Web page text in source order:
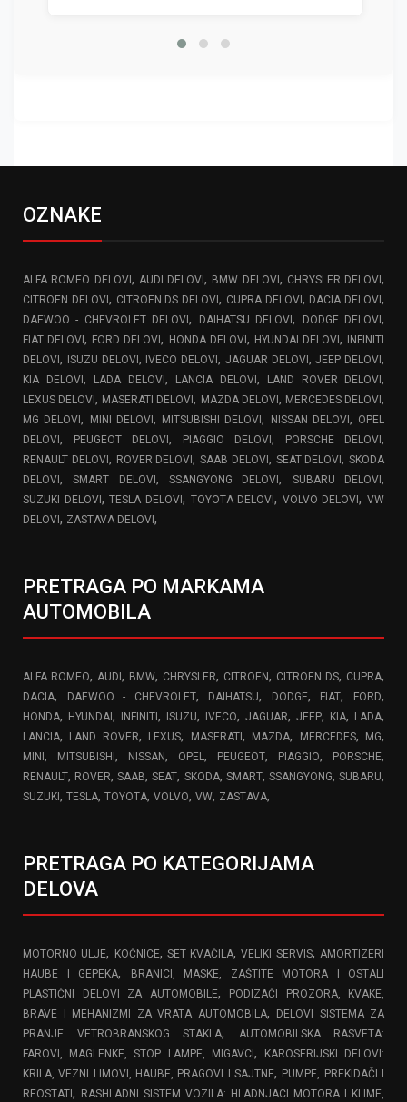
OZNAKE
ALFA ROMEO DELOVI , AUDI DELOVI , BMW DELOVI , CHRYSLER DELOVI ,
CITROEN DELOVI , CITROEN DS DELOVI , CUPRA DELOVI , DACIA DELOVI ,
DAEWOO - CHEVROLET DELOVI, DAIHATSU DELOVI, DODGE DELOVI,
FIAT DELOVI, FORD DELOVI, HONDA DELOVI , HYUNDAI DELOVI ,
INFINITI
DELOVI , ISUZU DELOVI , IVECO DELOVI , JAGUAR DELOVI ,JEEP DELOVI ,
KIA DELOVI , LADA DELOVI , LANCIA DELOVI , LAND ROVER DELOVI ,
LEXUS DELOVI, MASERATI DELOVI, MAZDA DELOVI , MERCEDES DELOVI,
MG DELOVI, MINI DELOVI , MITSUBISHI DELOVI, NISSAN DELOVI , OPEL
DELOVI , PEUGEOT DELOVI , PIAGGIO DELOVI , PORSCHE DELOVI ,
RENAULT DELOVI , ROVER DELOVI, SAAB DELOVI , SEAT DELOVI, SKODA
DELOVI ,SMART DELOVI ,SSANGYONG DELOVI, SUBARU DELOVI,
SUZUKI DELOVI ,TESLA DELOVI , TOYOTA DELOVI, VOLVO DELOVI, VW
DELOVI , ZASTAVA DELOVI ,
PRETRAGA PO MARKAMA
AUTOMOBILA
ALFA ROMEO, AUDI , BMW, CHRYSLER, CITROEN, CITROEN DS, CUPRA,
DACIA, DAEWOO - CHEVROLET, DAIHATSU, DODGE, FIAT, FORD,
HONDA, HYUNDAI , INFINITI , ISUZU, IVECO, JAGUAR, JEEP, KIA, LADA,
LANCIA, LAND ROVER, LEXUS, MASERATI , MAZDA, MERCEDES, MG,
MINI , MITSUBISHI , NISSAN, OPEL, PEUGEOT, PIAGGIO, PORSCHE,
RENAULT, ROVER,SAAB,SEAT, SKODA, SMART, SSANGYONG,SUBARU,
SUZUKI , TESLA, TOYOTA, VOLVO, VW, ZASTAVA,
PRETRAGA PO KATEGORIJAMA
DELOVA
MOTORNO ULJE, KOČNICE, SET KVAČILA,VELIKI SERVIS,AMORTIZERI
HAUBE I GEPEKA,
BRANICI, MASKE, ZAŠTITE MOTORA I OSTALI
PLASTIČNI DELOVI ZA AUTOMOBILE,
PODIZAČI PROZORA, KVAKE,
BRAVE I MEHANIZMI ZA VRATA AUTOMOBILA,
DELOVI SISTEMA ZA
PRANJE VETROBRANSKOG STAKLA,
AUTOMOBILSKA RASVETA:
FAROVI, MAGLENKE, STOP LAMPE, MIGAVCI ,
KAROSERIJSKI DELOVI:
KRILA, VEZNI LIMOVI, HAUBE, PRAGOVI I SAJTNE, PUMPE, PREKIDAČI I
REOSTATI ,
RASHLADNI SISTEM VOZILA: HLADNJACI MOTORA I KLIME,